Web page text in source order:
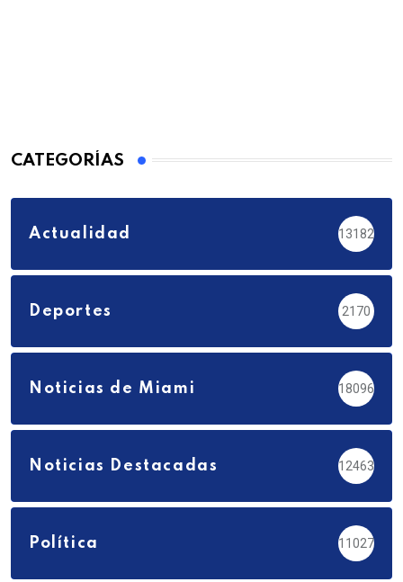
CATEGORÍAS
Actualidad 13182
Deportes 2170
Noticias de Miami 18096
Noticias Destacadas 12463
Política 11027